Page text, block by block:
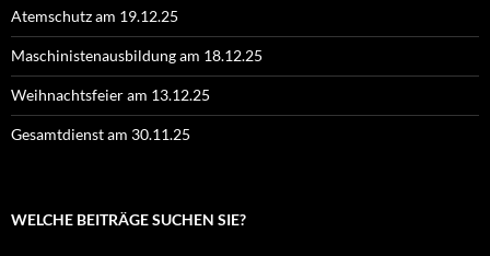
Atemschutz am 19.12.25
Maschinistenausbildung am 18.12.25
Weihnachtsfeier am 13.12.25
Gesamtdienst am 30.11.25
WELCHE BEITRÄGE SUCHEN SIE?